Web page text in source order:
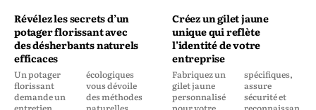
Révélez les secrets d’un
potager florissant avec
des désherbants naturels
efficaces
Un potager
florissant
demande un
écologiques
vous dévoile
des méthodes
Créez un gilet jaune
unique qui reflète
l’identité de votre
entreprise
Fabriquez un
gilet jaune
personnalisé
spécifiques,
assure
sécurité et